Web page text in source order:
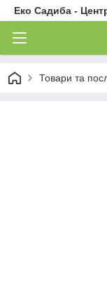
Еко Садиба -
Товари та